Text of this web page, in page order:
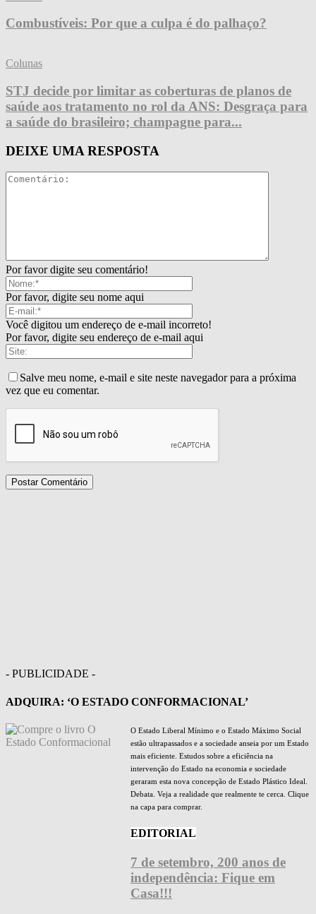
Combustíveis: Por que a culpa é do palhaço?
Colunas
STJ decide por limitar as coberturas de planos de
saúde aos tratamento no rol da ANS: Desgraça para
a saúde do brasileiro; champagne para...
DEIXE UMA RESPOSTA
Por favor digite seu comentário!
Por favor, digite seu nome aqui
Você digitou um endereço de e-mail incorreto!
Por favor, digite seu endereço de e-mail aqui
Salve meu nome, e-mail e site neste navegador para a próxima
vez que eu comentar.
- PUBLICIDADE -
ADQUIRA: ‘O ESTADO CONFORMACIONAL’
O Estado Liberal Mínimo e o Estado Máximo Social
estão ultrapassados e a sociedade anseia por um Estado
mais eficiente. Estudos sobre a eficiência na
intervenção do Estado na economia e sociedade
geraram esta nova concepção de Estado Plástico Ideal.
Debata. Veja a realidade que realmente te cerca. Clique
na capa para comprar.
EDITORIAL
7 de setembro, 200 anos de
independência: Fique em
Casa!!!